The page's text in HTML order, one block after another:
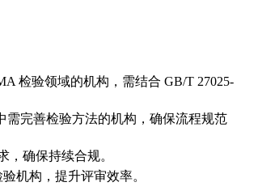
检验领域的机构，需结合 GB/T 27025-
需完善检验方法的机构，确保流程规范
确保持续合规。
机构，提升评审效率。